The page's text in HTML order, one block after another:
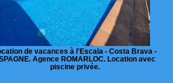
de vacances à l'Escala - Costa Brava -
Agence ROMARLOC. Location avec
piscine privée.